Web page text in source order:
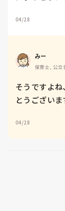
04/28
みー
保育士, 公立
そうですよ
とうございま
04/28